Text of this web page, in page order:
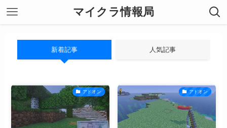
マイクラ情報局
新着記事 人気記事
アドオン アドオン